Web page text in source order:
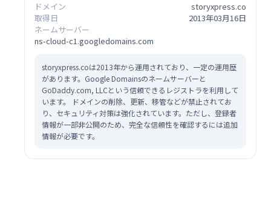
ドメイン
storyxpress.co
取得日
2013年03月16日
ネームサーバー
ns-cloud-c1.googledomains.com
storyxpress.coは2013年から運用されており、一定の運用歴
があります。Google Domainsのネームサーバーと
GoDaddy.com, LLCという信頼できるレジストラを利用して
います。 ドメインの削除、更新、移管などが禁止されてお
り、セキュリティ対策は強化されています。ただし、登録者
情報が一部非公開のため、完全な信頼性を確認するには追加
情報が必要です。